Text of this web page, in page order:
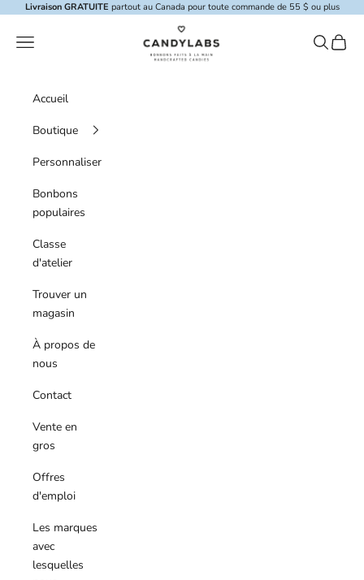
Skip to content
Livraison GRATUITE partout au Canada pour toute commande de 55 $ ou plus
Candylabs
Menu de navigation
Panier
Accueil
Boutique
Personnaliser
Bonbons
populaires
Classe
d'atelier
Trouver un
magasin
À propos de
nous
Contact
Vente en
gros
Offres
d'emploi
Les marques
avec
lesquelles